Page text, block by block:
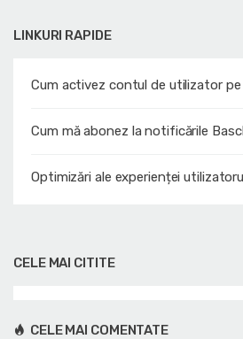
LINKURI RAPIDE
Cum activez contul de utilizator
Cum mă abonez la notificările
Optimizări ale experienței
CELE MAI CITITE
CELE MAI COMENTATE